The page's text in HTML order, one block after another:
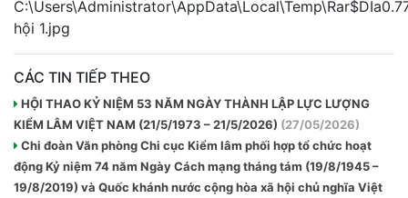
CÁC TIN TIẾP THEO
HỘI THAO KỶ NIỆM 53 NĂM NGÀY THÀNH LẬP LỰC LƯỢNG
KIỂM LÂM VIỆT NAM (21/5/1973 – 21/5/2026) (27/05/2026)
Chi đoàn Văn phòng Chi cục Kiểm lâm phối hợp tổ chức hoạt
động Kỷ niệm 74 năm Ngày Cách mạng tháng tám (19/8/1945 –
19/8/2019) và Quốc khánh nước cộng hòa xã hội chủ nghĩa Việt